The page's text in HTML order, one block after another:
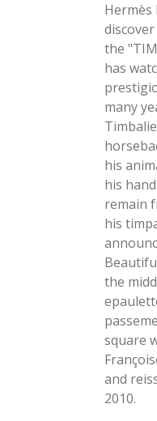
Hermès
the
has
many
his
his
remain
his
the
square
and
2010.